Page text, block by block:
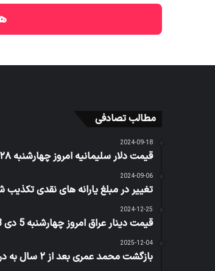
مطالب تصادفی
2024-09-18
قیمت دلار سلیمانیه امروز چهارشنبه ۲۸ شهریور ۱۴۰۳
2024-09-06
تغییر در مبلغ یارانه های نقدی
2024-12-25
قیمت دینار عراق امروز چهارشنبه 5 دی 1403
2025-12-04
بازگشت محمد عمری بعد از ۲ سال به دربی